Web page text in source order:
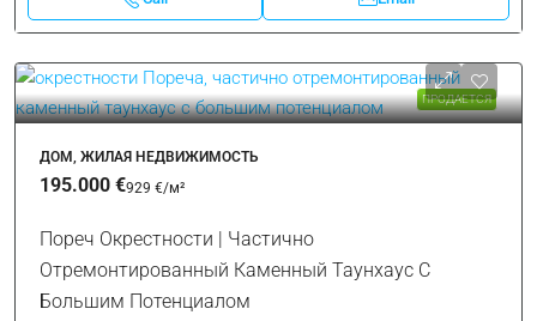
ПРОДАЕТСЯ
ДОМ, ЖИЛАЯ НЕДВИЖИМОСТЬ
195.000 €929 €/м²
Пореч Окрестности | Частично
Отремонтированный Каменный Таунхаус С
Большим Потенциалом